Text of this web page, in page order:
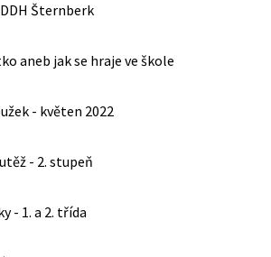
Šternberk
aneb jak se hraje ve škole
- květen 2022
- 2. stupeň
- 1. a 2. třída